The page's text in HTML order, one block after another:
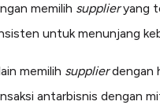
memilih supplieryang
untuk menunjang
memilih supplierdengan
antarbisnis dengan